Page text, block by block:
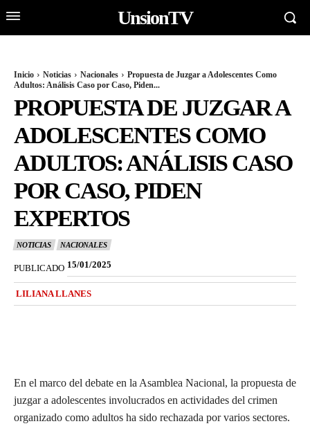
UnsionTV
Inicio Noticias Nacionales
Propuesta de Juzgar a Adolescentes Como
Adultos: Análisis Caso por Caso, Piden...
PROPUESTA DE JUZGAR A
ADOLESCENTES COMO
ADULTOS: ANÁLISIS CASO
POR CASO, PIDEN
EXPERTOS
NOTICIAS NACIONALES
PUBLICADO 15/01/2025
LILIANA LLANES
En el marco del debate en la Asamblea Nacional, la propuesta de
juzgar a adolescentes involucrados en actividades del crimen
organizado como adultos ha sido rechazada por varios sectores.